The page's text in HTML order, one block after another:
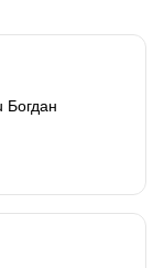
Богдан